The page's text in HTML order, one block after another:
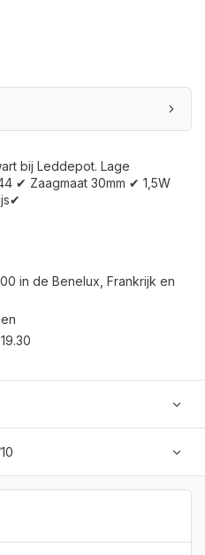
bij Leddepot. Lage
✔ Zaagmaat 30mm ✔ 1,5W
in de Benelux, Frankrijk en